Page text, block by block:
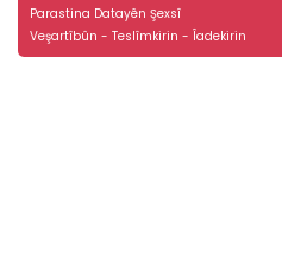
Parastina Datayên Şexsî
Veşartîbûn - Teslîmkirin - Îadekirin